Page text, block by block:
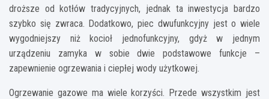
droższe od kotłów tradycyjnych, jednak ta inwestycja bardzo
szybko się zwraca. Dodatkowo, piec dwufunkcyjny jest o wiele
wygodniejszy niż kocioł jednofunkcyjny, gdyż w jednym
urządzeniu zamyka w sobie dwie podstawowe funkcje –
zapewnienie ogrzewania i ciepłej wody użytkowej.
Ogrzewanie gazowe ma wiele korzyści. Przede wszystkim jest